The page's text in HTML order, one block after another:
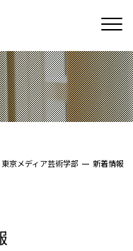
東京メディア芸術学部 新着情報